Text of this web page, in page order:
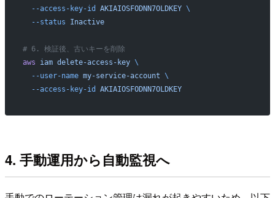
  --access-key-id
AKIAIOSFODNN7OLDKEY \
  --status
Inactive
# 6. 検証後、古いキーを削除
aws iam delete-access-key \
  --user-name
my-service-account \
  --access-key-id
AKIAIOSFODNN7OLDKEY
4. 手動運用から自動監視へ